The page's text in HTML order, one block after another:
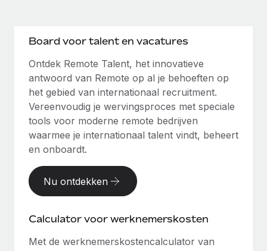
Board voor talent en vacatures
Ontdek Remote Talent, het innovatieve
antwoord van Remote op al je behoeften op
het gebied van internationaal recruitment.
Vereenvoudig je wervingsproces met speciale
tools voor moderne remote bedrijven
waarmee je internationaal talent vindt, beheert
en onboardt.
Nu ontdekken
Calculator voor werknemerskosten
Met de werknemerskostencalculator van